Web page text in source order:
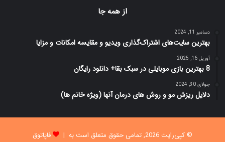
از همه جا
دسامبر 11, 2024
بهترین سایت‌های اشتراک‌گذاری ویدیو و مقایسه امکانات و مزایا
آوریل 16, 2025
8 بهترین بازی‌ موبایلی در سبک بقا+ دانلود رایگان
جولای 30, 2024
دلایل ریزش مو و روش های درمان آنها (ویژه خانم ها)
© کپی‌رایت 2026, تمامی حقوق متعلق است به | فاپاتوق